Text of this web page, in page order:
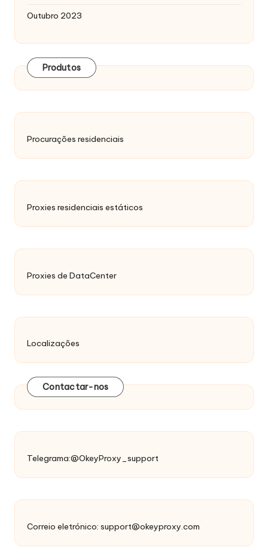
Outubro 2023
Produtos
Procurações residenciais
Proxies residenciais estáticos
Proxies de DataCenter
Localizações
Contactar-nos
Telegrama:@OkeyProxy_support
Correio eletrónico: support@okeyproxy.com